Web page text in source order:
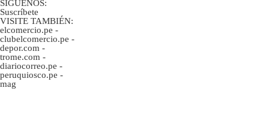
SÍGUENOS:
Suscríbete
VISITE TAMBIÉN:
elcomercio.pe -
clubelcomercio.pe -
depor.com -
trome.com -
diariocorreo.pe -
peruquiosco.pe -
mag